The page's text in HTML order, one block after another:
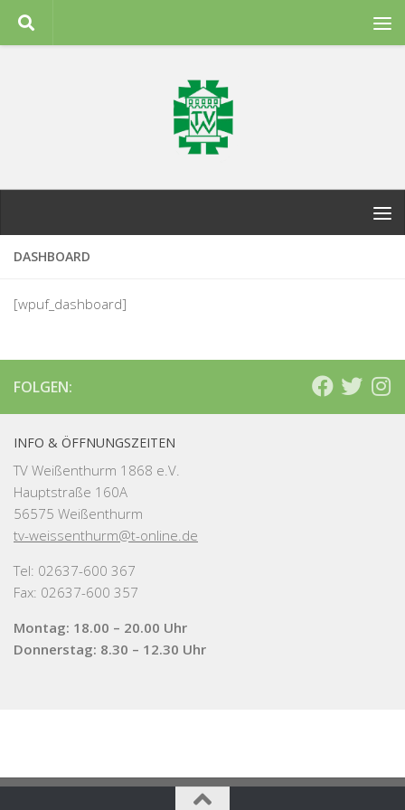
Zum Inhalt springen
DASHBOARD
[wpuf_dashboard]
FOLGEN:
INFO & ÖFFNUNGSZEITEN
TV Weißenthurm 1868 e.V.
Hauptstraße 160A
56575 Weißenthurm
tv-weissenthurm@t-online.de
Tel: 02637-600 367
Fax: 02637-600 357
Montag: 18.00 – 20.00 Uhr
Donnerstag: 8.30 – 12.30 Uhr